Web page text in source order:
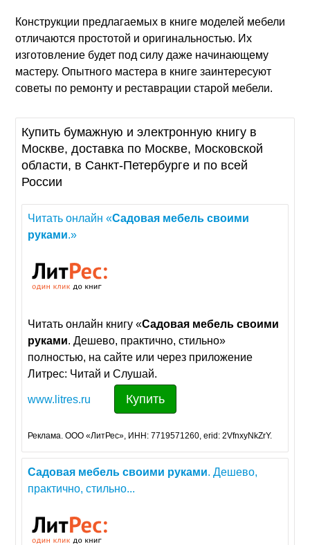
Конструкции предлагаемых в книге моделей мебели
отличаются простотой и оригинальностью. Их
изготовление будет под силу даже начинающему
мастеру. Опытного мастера в книге заинтересуют
советы по ремонту и реставрации старой мебели.
Купить бумажную и электронную книгу в
Москве, доставка по Москве, Московской
области, в Санкт-Петербурге и по всей
России
Читать онлайн «Садовая мебель своими
руками.»
Читать онлайн книгу «Садовая мебель своими
руками. Дешево, практично, стильно»
полностью, на сайте или через приложение
Литрес: Читай и Слушай.
www.litres.ru Купить
Реклама. ООО «ЛитРес», ИНН: 7719571260, erid: 2VfnxyNkZrY.
Садовая мебель своими руками. Дешево,
практично, стильно...